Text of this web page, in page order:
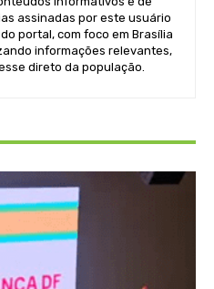
assinadas por este usuário
portal, com foco em Brasília
informações relevantes,
direto da população.